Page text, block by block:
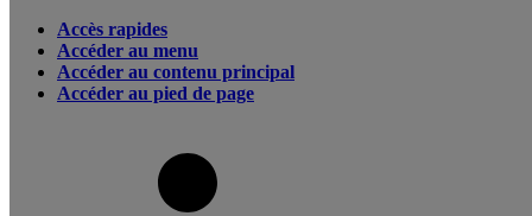
Accès rapides
Accéder au menu
Accéder au contenu principal
Accéder au pied de page